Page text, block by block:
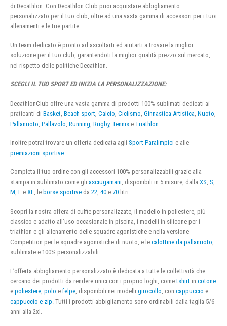
di Decathlon. Con Decathlon Club puoi acquistare abbigliamento
personalizzato per il tuo club, oltre ad una vasta gamma di accessori per i tuoi
allenamenti e le tue partite.
Un team dedicato è pronto ad ascoltarti ed aiutarti a trovare la miglior
soluzione per il tuo club, garantendoti la miglior qualità prezzo sul mercato,
nel rispetto delle politiche Decathlon.
SCEGLI IL TUO SPORT ED INIZIA LA PERSONALIZZAZIONE:
DecathlonClub offre una vasta gamma di prodotti 100% sublimati dedicati ai
praticanti di Basket Beach sport Calcio Ciclismo Ginnastica Artistica Nuoto
Pallanuoto Pallavolo Running Rugby, Tennis e Triathlon
Inoltre potrai trovare un offerta dedicata agli Sport Paralimpici e alle
premiazioni sportive
Completa il tuo ordine con gli accessori 100% personalizzabili grazie alla
stampa in sublimato come gli asciugamani, disponibili in 5 misure, dalla XS, S,
M, L e XL, le borse sportive da 22, 40 e 70 litri.
Scopri la nostra offera di cuffie personalizzate, il modello in poliestere, più
classico e adatto all’uso occasionale in piscina, i modelli in silicone per i
triathlon e gli allenamento delle squadre agonistiche e nella versione
Competition per le squadre agonistiche di nuoto, e le calottine da pallanuoto
sublimate e 100% personalizzabili
L’offerta abbigliamento personalizzato è dedicata a tutte le collettività che
cercano dei prodotti da rendere unici con i proprio loghi, cometshirt in cotone
e poliestere polo e felpe , disponibili nei modelli girocollo , con cappuccio e
cappuccio e zip . Tutti i prodotti abbigliamento sono ordinabili dalla taglia 5/6
anni alla 2xl.